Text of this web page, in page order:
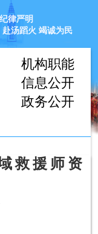
纪律严明
赴汤蹈火 竭诚为民
机构职能
信息公开
政务公开
救援师资